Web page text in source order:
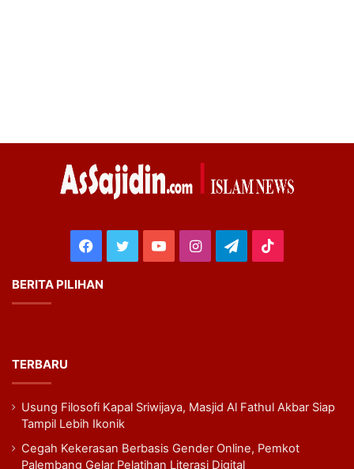
Facebook
TwitterYouTubeInstagram
Telegram
BERITA PILIHAN
TERBARU
Usung Filosofi Kapal Sriwijaya, Masjid Al Fathul Akbar Siap
Tampil Lebih Ikonik
Cegah Kekerasan Berbasis Gender Online, Pemkot
Palembang Gelar Pelatihan Literasi Digital